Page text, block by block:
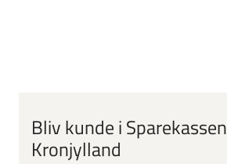
Bliv kunde i Sparekassen
Kronjylland